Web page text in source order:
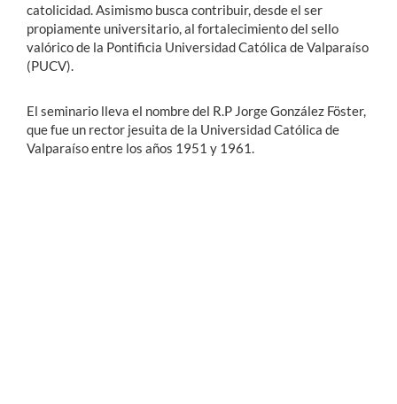
catolicidad. Asimismo busca contribuir, desde el ser
propiamente universitario, al fortalecimiento del sello
valórico de la Pontificia Universidad Católica de Valparaíso
(PUCV).
El seminario lleva el nombre del R.P Jorge González Föster,
que fue un rector jesuita de la Universidad Católica de
Valparaíso entre los años 1951 y 1961.